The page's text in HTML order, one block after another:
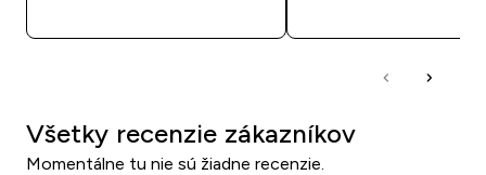
Všetky recenzie zákazníkov
Momentálne tu nie sú žiadne recenzie.